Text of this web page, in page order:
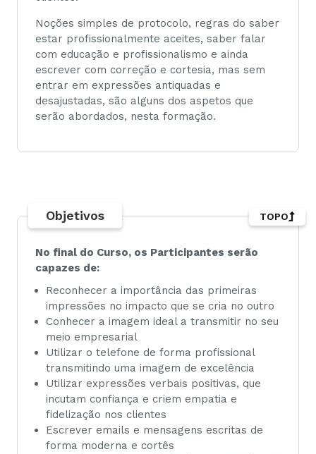
Noções simples de protocolo, regras do saber
estar profissionalmente aceites, saber falar
com educação e profissionalismo e ainda
escrever com correção e cortesia, mas sem
entrar em expressões antiquadas e
desajustadas, são alguns dos aspetos que
serão abordados, nesta formação.
Objetivos
No final do Curso, os Participantes serão
capazes de:
Reconhecer a importância das primeiras
impressões no impacto que se cria no outro
Conhecer a imagem ideal a transmitir no seu
meio empresarial
Utilizar o telefone de forma profissional
transmitindo uma imagem de excelência
Utilizar expressões verbais positivas, que
incutam confiança e criem empatia e
fidelização nos clientes
Escrever emails e mensagens escritas de
forma moderna e cortês
TOPO